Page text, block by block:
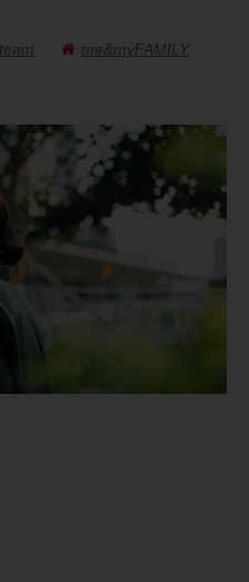
me&myFAMILY